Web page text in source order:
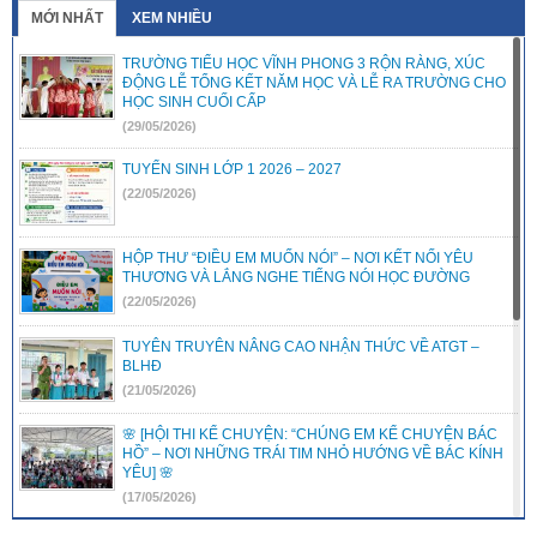
MỚI NHẤT XEM NHIỀU
TRƯỜNG TIỂU HỌC VĨNH PHONG 3 RỘN RÀNG, XÚC
ĐỘNG LỄ TỔNG KẾT NĂM HỌC VÀ LỄ RA TRƯỜNG CHO
HỌC SINH CUỐI CẤP
(29/05/2026)
TUYỂN SINH LỚP 1 2026 – 2027
(22/05/2026)
HỘP THƯ “ĐIỀU EM MUỐN NÓI” – NƠI KẾT NỐI YÊU
THƯƠNG VÀ LẮNG NGHE TIẾNG NÓI HỌC ĐƯỜNG
(22/05/2026)
TUYÊN TRUYÊN NÂNG CAO NHẬN THỨC VỀ ATGT –
BLHĐ
(21/05/2026)
🌸 [HỘI THI KỂ CHUYỆN: “CHÚNG EM KỂ CHUYỆN BÁC
HỒ” – NƠI NHỮNG TRÁI TIM NHỎ HƯỚNG VỀ BÁC KÍNH
YÊU] 🌸
(17/05/2026)